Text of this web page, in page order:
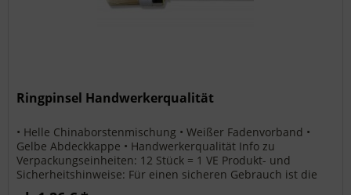
Ringpinsel Handwerkerqualität
• Helle Chinaborstenmischung • Weißer Fadenvorband •
Gelbe Abdeckkappe • Handwerkerqualität Info zu
Verpackungseinheiten: 12 Stück = 1 VE Produkt- und
Sicherheitshinweise: Für einen sicheren Gebrauch ist die